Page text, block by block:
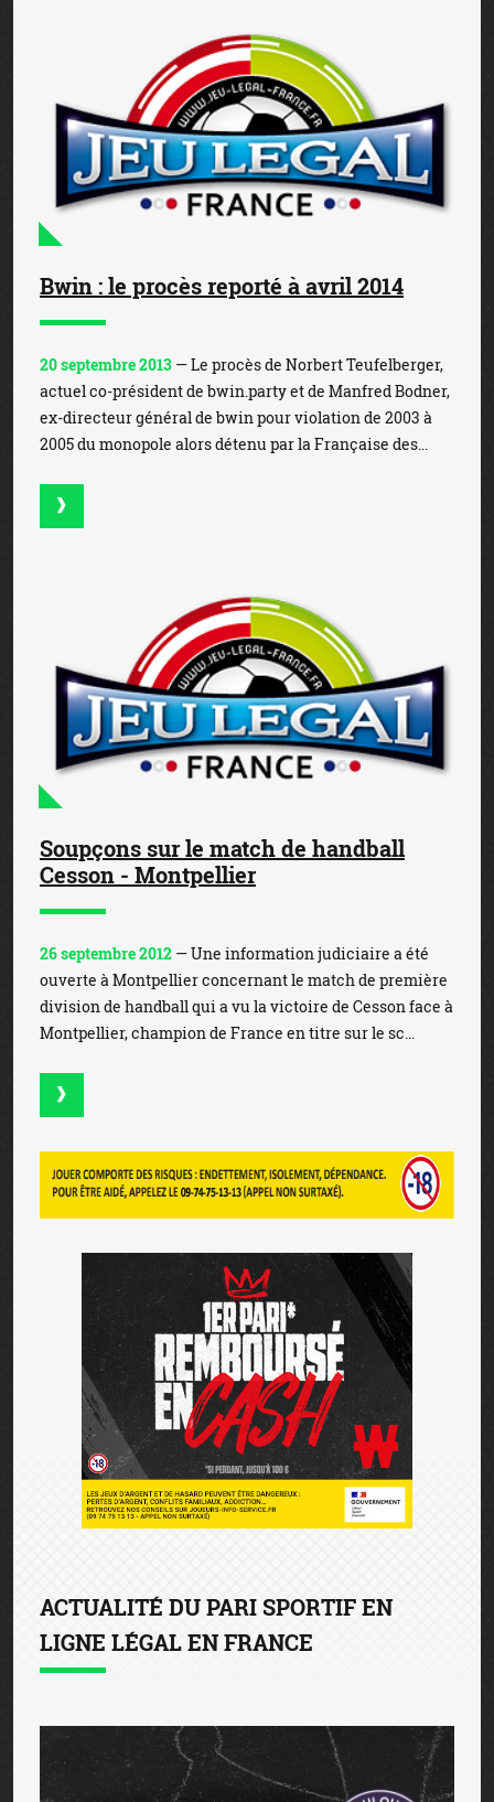
Bwin : le procès reporté à avril 2014
20 septembre 2013 — Le procès de Norbert Teufelberger,
actuel co-président de bwin.party et de Manfred Bodner,
ex-directeur général de bwin pour violation de 2003 à
2005 du monopole alors détenu par la Française des...
Soupçons sur le match de handball
Cesson - Montpellier
26 septembre 2012 — Une information judiciaire a été
ouverte à Montpellier concernant le match de première
division de handball qui a vu la victoire de Cesson face à
Montpellier, champion de France en titre sur le sc...
ACTUALITÉ DU PARI SPORTIF EN
LIGNE LÉGAL EN FRANCE